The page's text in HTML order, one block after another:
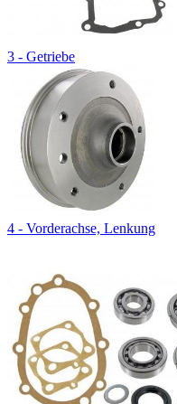
3 - Getriebe
4 - Vorderachse, Lenkung